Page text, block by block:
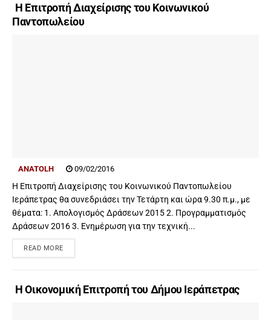
Η Επιτροπή Διαχείρισης του Κοινωνικού
Παντοπωλείου
ANATOLH 09/02/2016
Η Επιτροπή Διαχείρισης του Κοινωνικού Παντοπωλείου
Ιεράπετρας θα συνεδριάσει την Τετάρτη και ώρα 9.30 π.μ., με
θέματα: 1. Απολογισμός Δράσεων 2015 2. Προγραμματισμός
Δράσεων 2016 3. Ενημέρωση για την τεχνική...
READ MORE
Η Οικονομική Επιτροπή του Δήμου Ιεράπετρας